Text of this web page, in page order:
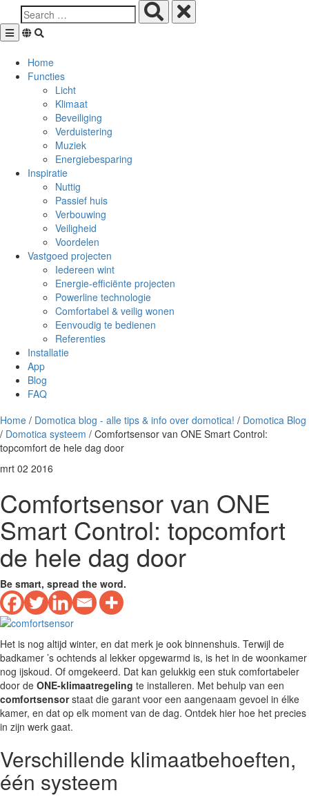
to
content
Home
Functies
Licht
Klimaat
Beveiliging
Verduistering
Muziek
Energiebesparing
Inspiratie
Nuttig
Passief huis
Verbouwing
Veiligheid
Voordelen
Vastgoed projecten
Iedereen wint
Energie-efficiënte projecten
Powerline technologie
Comfortabel & veilig wonen
Eenvoudig te bedienen
Referenties
Installatie
App
Blog
FAQ
Home / Domotica blog - alle tips & info over domotica! / Domotica Blog
/ Domotica systeem / Comfortsensor van ONE Smart Control:
topcomfort de hele dag door
mrt 02 2016
Comfortsensor van ONE
Smart Control: topcomfort
de hele dag door
Be smart, spread the word.
Het is nog altijd winter, en dat merk je ook binnenshuis. Terwijl de
badkamer ’s ochtends al lekker opgewarmd is, is het in de woonkamer
nog ijskoud. Of omgekeerd. Dat kan gelukkig een stuk comfortabeler
door de ONE-klimaatregeling te installeren. Met behulp van een
comfortsensorstaat die garant voor een aangenaam gevoel in élke
kamer, en dat op elk moment van de dag. Ontdek hier hoe het precies
in zijn werk gaat.
Verschillende klimaatbehoeften,
één systeem